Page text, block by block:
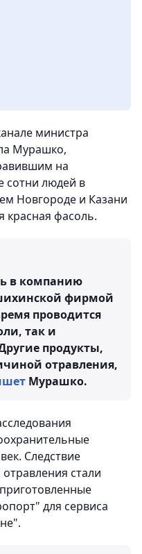
министра
Мурашко,
на
сотни людей в
Новгороде и Казани
красная фасоль.
в компанию
фирмой
проводится
так и
продукты,
отравления,
Мурашко.
Следствие
стали
для сервиса